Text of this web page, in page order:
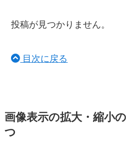
投稿が見つかりません。
目次に戻る
画像表示の拡大・縮小
つ